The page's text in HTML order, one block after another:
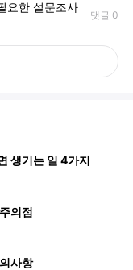
요한 설문조사
댓글 0
생기는 일 4가지
의점
사항